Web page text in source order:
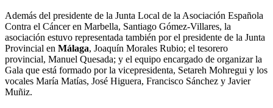
Además del presidente de la Junta Local de la Asociación Española
Contra el Cáncer en Marbella, Santiago Gómez-Villares, la
asociación estuvo representada también por el presidente de la Junta
Provincial en Málaga, Joaquín Morales Rubio; el tesorero
provincial, Manuel Quesada; y el equipo encargado de organizar la
Gala que está formado por la vicepresidenta, Setareh Mohregui y los
vocales María Matías, José Higuera, Francisco Sánchez y Javier
Muñiz.